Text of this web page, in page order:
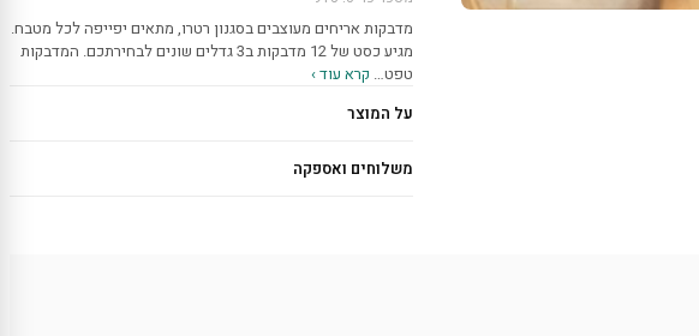
מדבקות אריחים מעוצבים בסגנון רטרו, מתאים יפייפה לכל מטבח.
מגיע כסט של 12 מדבקות ב3 גדלים שונים לבחירתכם. המדבקות
טפט… קרא עוד ›
על המוצר
משלוחים ואספקה